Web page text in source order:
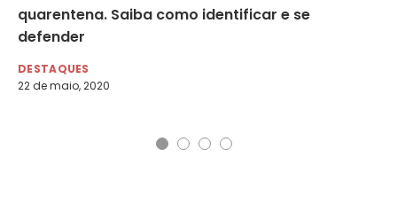
quarentena. Saiba como identificar e se
defender
DESTAQUES
22 de maio, 2020